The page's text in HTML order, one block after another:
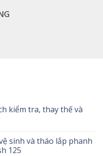
kiểm tra, thay thế và
sinh và tháo lắp phanh
125